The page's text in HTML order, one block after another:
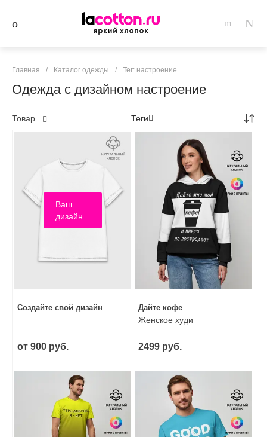
Главная / Каталог одежды / Тег: настроение
Одежда с дизайном настроение
Товар Теги
Ваш
дизайн
Создайте свой дизайн
от 900 руб.
Дайте кофе
Женское худи
2499 руб.